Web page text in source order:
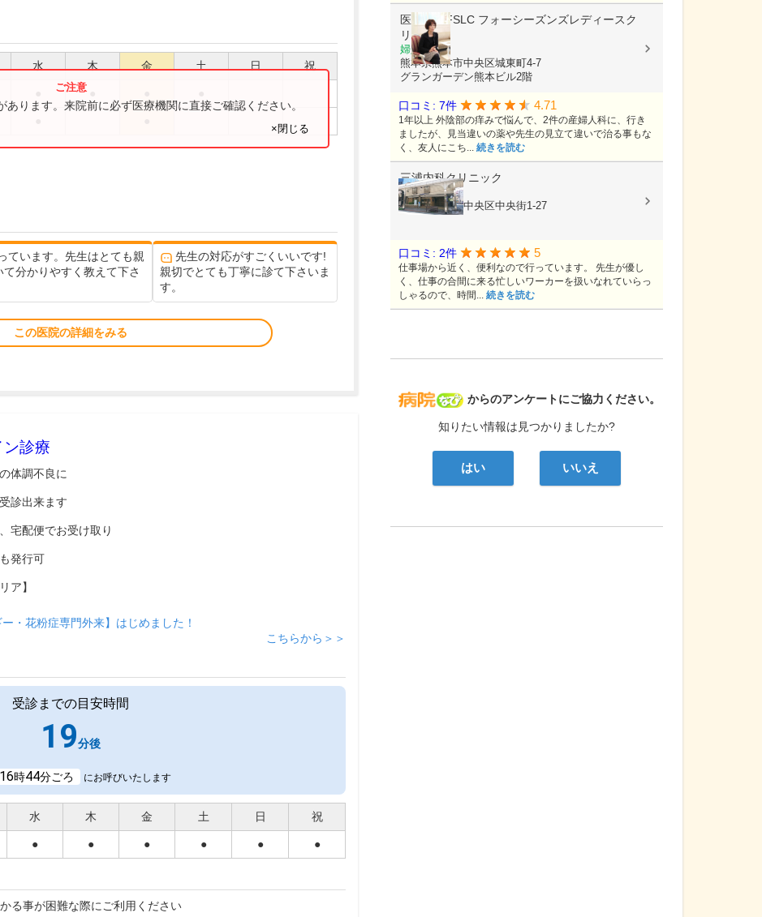
水 木 金 土 日 祝
ります。来院前に必ず医療機関に直接ご確認ください。
×閉じる
ています。先生はとても親
分かりやすく教えて下さ
先生の対応がすごくいいです!
親切でとても丁寧に診て下さいま
す。
この医院の詳細をみる
ン診療
体調不良に
診出来ます
宅配便でお受け取り
発行可
ア】
ー・花粉症専門外来】はじめました！
こちらから＞＞
受診までの目安時間
19分後
16時44分ごろ にお呼びいたします
水 木 金 土 日 祝
● ● ● ● ● ●
る事が困難な際にご利用ください
病院なび
からのアンケートにご協力ください。
知りたい情報は見つかりましたか?
はい いいえ
医療法人FSLC フォーシーズンズレディースク
リニック
婦人科
熊本県熊本市中央区城東町4-7
グランガーデン熊本ビル2階
口コミ: 7件 4.71
1年以上 外陰部の痒みで悩んで、2件の産婦人科に、行き
ましたが、見当違いの薬や先生の見立て違いで治る事もな
く、友人にこち... 続きを読む
三浦内科クリニック
内科
熊本県熊本市中央区中央街1-27
口コミ: 2件 5
仕事場から近く、便利なので行っています。 先生が優し
く、仕事の合間に来る忙しいワーカーを扱いなれていらっ
しゃるので、時間... 続きを読む